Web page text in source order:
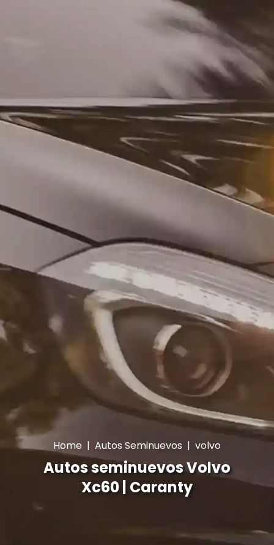
Home | Autos Seminuevos | volvo
Autos seminuevos Volvo
Xc60 | Caranty